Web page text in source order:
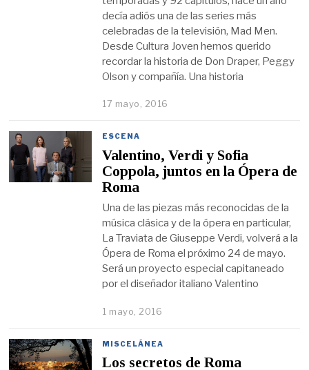
decía adiós una de las series más
celebradas de la televisión, Mad Men.
Desde Cultura Joven hemos querido
recordar la historia de Don Draper, Peggy
Olson y compañía. Una historia
17 mayo, 2016
ESCENA
Valentino, Verdi y Sofia
Coppola, juntos en la Ópera de
Roma
Una de las piezas más reconocidas de la
música clásica y de la ópera en particular,
La Traviata de Giuseppe Verdi, volverá a la
Ópera de Roma el próximo 24 de mayo.
Será un proyecto especial capitaneado
por el diseñador italiano Valentino
1 mayo, 2016
MISCELÁNEA
Los secretos de Roma